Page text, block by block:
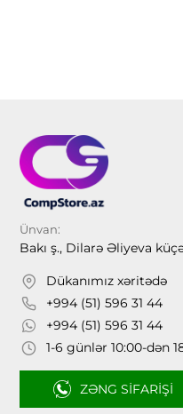
Ünvan:
Bakı ş., Dilarə Əliyeva
Dükanımız xəritədə
+994 (51) 596 31 44
+994 (51) 596 31 44
1-6 günlər 10:00-dən
ZƏNG SIFARIŞI